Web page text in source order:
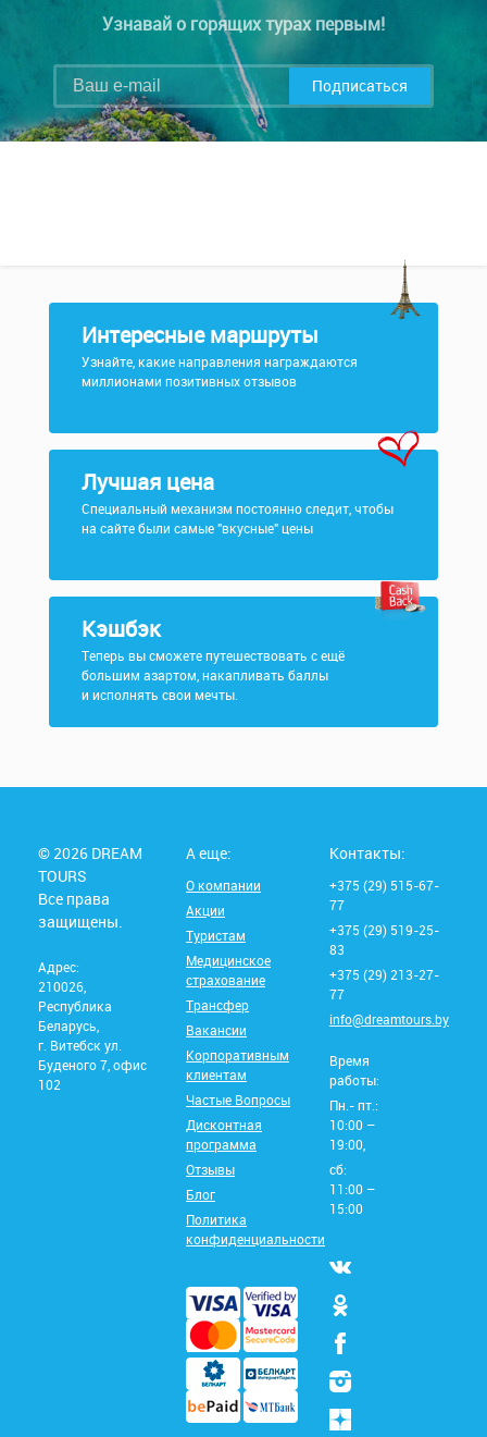
Узнавай о горящих турах первым!
Подписаться
Интересные маршруты
Узнайте, какие направления награждаются
миллионами позитивных отзывов
Лучшая цена
Специальный механизм постоянно следит, чтобы
на сайте были самые "вкусные" цены
Кэшбэк
Теперь вы сможете путешествовать с ещё
большим азартом, накапливать баллы
и исполнять свои мечты.
© 2026 DREAM
TOURS
Все права
защищены.
Адрес:
210026,
Республика
Беларусь,
г. Витебск ул.
Буденого 7, офис
102
А еще:
О компании
Акции
Туристам
Медицинское
страхование
Трансфер
Вакансии
Корпоративным
клиентам
Частые Вопросы
Дисконтная
программа
Отзывы
Блог
Политика
конфиденциальности
Контакты:
+375 (29) 515-67-
77
+375 (29) 519-25-
83
+375 (29) 213-27-
77
info@dreamtours.by
Время
работы:
Пн.- пт.:
10:00 –
19:00,
сб:
11:00 –
15:00